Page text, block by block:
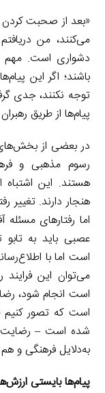
«بعد از صحبت کردن
می‌کنند، من
دشواری است. مهم
باشند؛ اگر این
توجه نکنند، جدی
پیام‌ها از طریق
در بعضی از
رسوم مذهبی و
هستند. این
هنجار دارند. تغییر
اما رفتارهای مسئله
عصبی باید به
است اما با
می‌توان این فرایند
است انجام شود،
است که تصور کنیم
شده است – رضایت
به‌دلایل فرهنگی و
پیام‌ها بایستی